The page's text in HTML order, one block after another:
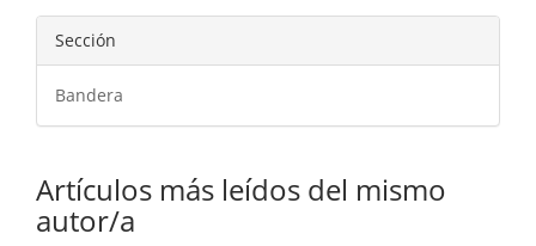
Sección
Bandera
Artículos más leídos del mismo
autor/a